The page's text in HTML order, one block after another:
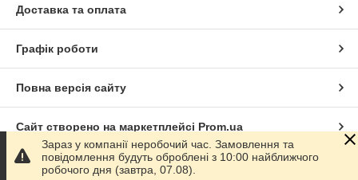
Доставка та оплата
Графік роботи
Повна версія сайту
Сайт створено на маркетплейсі Prom.ua
Політика конфіденційності
Зараз у компанії неробочий час. Замовлення та
повідомлення будуть оброблені з 10:00 найближчого
робочого дня (завтра, 07.08).